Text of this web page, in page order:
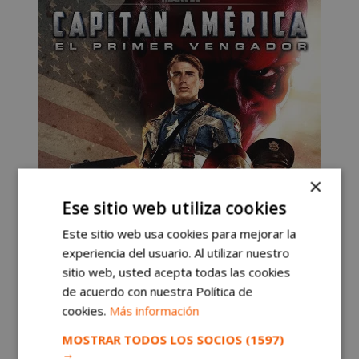
×
Ese sitio web utiliza cookies
Este sitio web usa cookies para mejorar la
experiencia del usuario. Al utilizar nuestro
sitio web, usted acepta todas las cookies
de acuerdo con nuestra Política de
cookies. Más información
MOSTRAR TODOS LOS SOCIOS (1597)
→